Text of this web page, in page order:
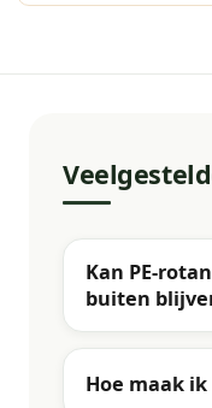
Kan PE-
buiten
Hoe maak ik